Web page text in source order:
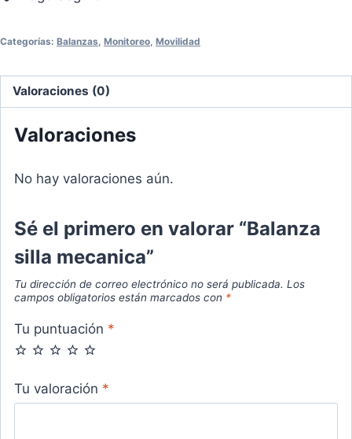
Categorías: Balanzas Monitoreo Movilidad
Valoraciones (0)
Valoraciones
No hay valoraciones aún.
Sé el primero en valorar “Balanza
silla mecanica”
Tu dirección de correo electrónico no será publicada. Los
campos obligatorios están marcados con *
Tu puntuación *
Tu valoración *